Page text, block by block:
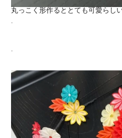
丸っこく形作るととても可愛らし
.
.